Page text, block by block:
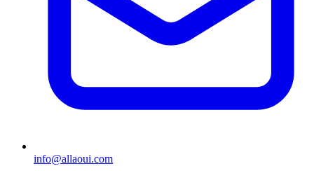
info@allaoui.com